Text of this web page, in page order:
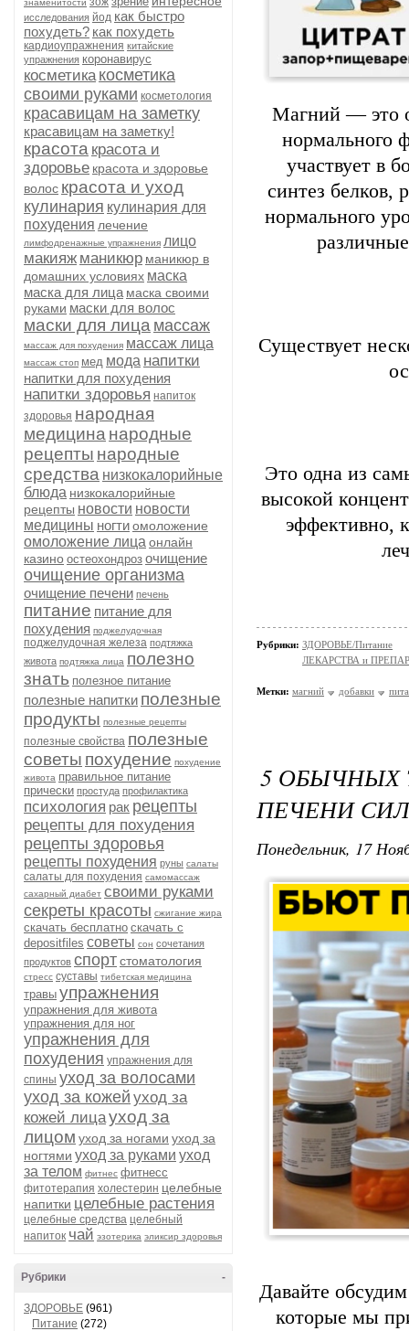
знаменитости
исследования йод как быстро
похудеть? как похудеть
кардиоупражнения китайские
упражнения коронавирус
косметика косметика
своими руками косметология
красавицам на заметку
красавицам на заметку!
красота красота и
здоровье красота и здоровье
волос красота и уход
кулинария кулинария для
похудения лечение
лимфодренажные упражнения лицо
макияж маникюр маникюр в
домашних условиях маска
маска для лица маска своими
руками маски для волос
маски для лица массаж
массаж для похудения массаж лица
массаж стоп мед мода напитки
напитки для похудения
напитки здоровья напиток
здоровья народная
медицина народные
рецепты народные
средства низкокалорийные
блюда низкокалорийные
рецепты новости новости
медицины ногтиомоложение
омоложение лица онлайн
казино остеохондроз очищение
очищение организма
очищение печени печень
питание питание для
похудения поджелудочная
поджелудочная железа подтяжка
живота подтяжка лица полезно
знать полезное питание
полезные напитки полезные
продукты полезные рецепты
полезные свойства полезные
советы похудение похудение
живота правильное питание
прически простуда профилактика
психология рак рецепты
рецепты для похудения
рецепты здоровья
рецепты похудения руны салаты
салаты для похудения самомассаж
сахарный диабет своими руками
секреты красоты сжигание жира
скачать бесплатно скачать с
depositfiles советы сон сочетания
продуктов спортстоматология
стресс суставы тибетская медицина
травы упражнения
упражнения для живота
упражнения для ног
упражнения для
похудения упражнения для
спины уход за волосами
уход за кожей уход за
кожей лицауход за
лицом уход за ногами уход за
ногтями уход за руками уход
за телом фитнес фитнесс
фитотерапия холестерин целебные
напитки целебные растения
целебные средства целебный
напиток чай эзотерика эликсир здоровья
-
Рубрики
ЗДОРОВЬЕ (961)
Питание (272)
Магний — это
нормального
участвует в
синтез
нормального
Существует
Это одна из
высокой
эффективно,
Рубрики: ЗДОРОВЬЕ/Питание
ЛЕКАРСТВА и
Метки: магний добавки
5 ОБЫЧНЫХ
ПЕЧЕНИ
Понедельник, 17
Давайте
которые мы